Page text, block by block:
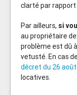
clarté par
Par ailleurs, si
au propriétaire
problème est dû
vetusté. En cas
décret du 26
locatives.